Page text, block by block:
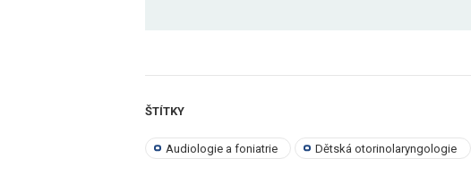
ŠTÍTKY
Audiologie a foniatrie Dětská otorinolaryngologie